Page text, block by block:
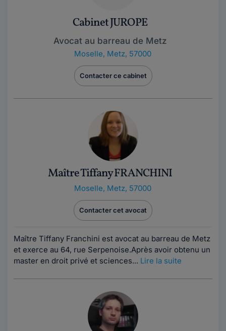
Cabinet JUROPE
Avocat au barreau de Metz
Moselle, Metz, 57000
Contacter ce cabinet
Maître Tiffany FRANCHINI
Moselle, Metz, 57000
Contacter cet avocat
Maître Tiffany Franchini est avocat au barreau de Metz
et exerce au 64, rue Serpenoise.Après avoir obtenu un
master en droit privé et sciences... Lire la suite